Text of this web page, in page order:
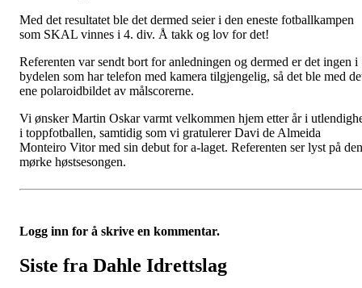
Med det resultatet ble det dermed seier i den eneste fotballkampen
som SKAL vinnes i 4. div. Å takk og lov for det!
Referenten var sendt bort for anledningen og dermed er det ingen i
bydelen som har telefon med kamera tilgjengelig, så det ble med
ene polaroidbildet av målscorerne.
Vi ønsker Martin Oskar varmt velkommen hjem etter år i
i toppfotballen, samtidig som vi gratulerer Davi de Almeida
Monteiro Vitor med sin debut for a-laget. Referenten ser lyst på den
mørke høstsesongen.
Logg inn for å skrive en kommentar.
Siste fra Dahle Idrettslag